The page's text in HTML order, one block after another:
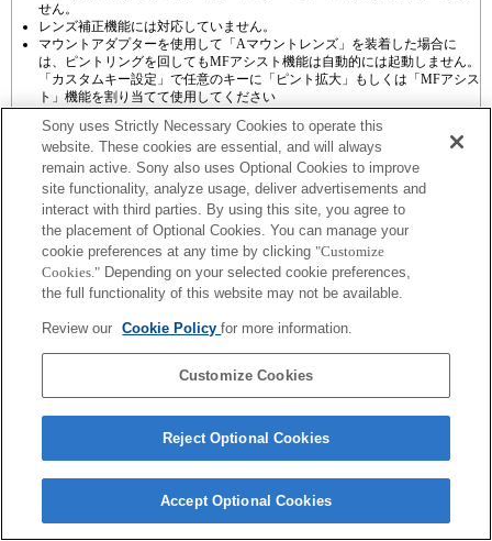
せん。
レンズ補正機能には対応していません。
マウントアダプターを使用して「Aマウントレンズ」を装着した場合に
は、ピントリングを回してもMFアシスト機能は自動的には起動しません。
「カスタムキー設定」で任意のキーに「ピント拡大」もしくは「MFアシス
ト」機能を割り当てて使用してください
プレスリリース
ご利用条件
環境情報
Sony uses Strictly Necessary Cookies to operate this
website. These cookies are essential, and will always
remain active. Sony also uses Optional Cookies to improve
site functionality, analyze usage, deliver advertisements and
interact with third parties. By using this site, you agree to
the placement of Optional Cookies. You can manage your
cookie preferences at any time by clicking "Customize
Cookies." Depending on your selected cookie preferences,
the full functionality of this website may not be available.
Review our Cookie Policyfor more information.
Customize Cookies
Reject Optional Cookies
Accept Optional Cookies